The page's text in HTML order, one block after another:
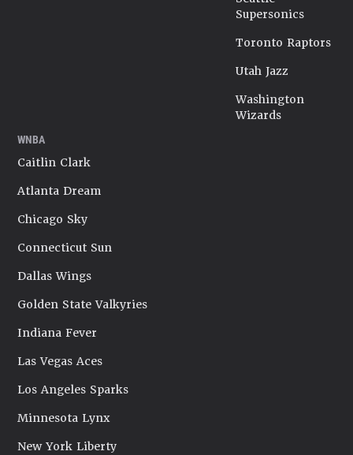
Supersonics
Toronto Raptors
Utah Jazz
Washington
Wizards
WNBA
Caitlin Clark
Atlanta Dream
Chicago Sky
Connecticut Sun
Dallas Wings
Golden State Valkyries
Indiana Fever
Las Vegas Aces
Los Angeles Sparks
Minnesota Lynx
New York Liberty